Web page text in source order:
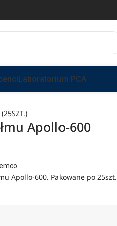
Laboratorium PCA
Apollo-600
Apollo-600. Pakowane po 25szt.